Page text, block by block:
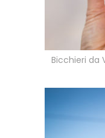
Bicchieri da